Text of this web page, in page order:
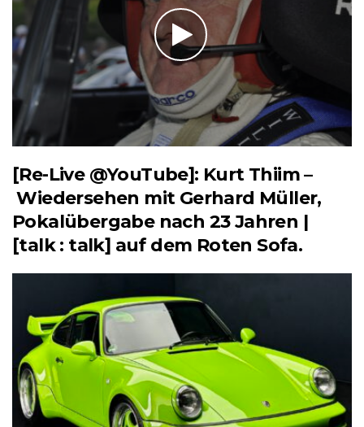
[Re-Live @YouTube]: Kurt Thiim –
Wiedersehen mit Gerhard Müller,
Pokalübergabe nach 23 Jahren |
[talk : talk] auf dem Roten Sofa.